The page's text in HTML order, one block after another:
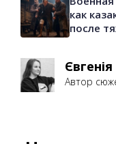
как
после
Автор